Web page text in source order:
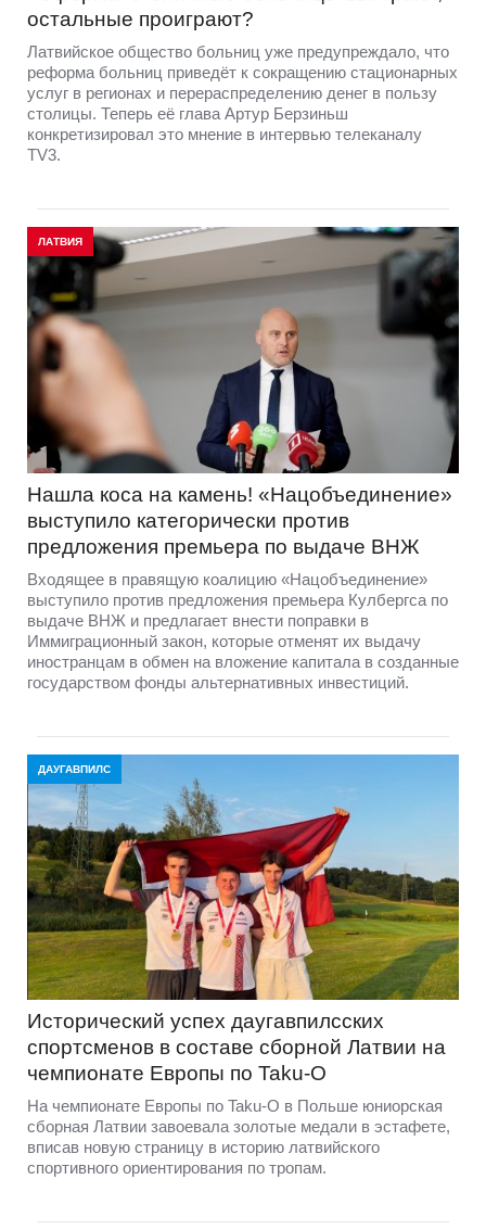
остальные проиграют?
Латвийское общество больниц уже предупреждало, что
реформа больниц приведёт к сокращению стационарных
услуг в регионах и перераспределению денег в пользу
столицы. Теперь её глава Артур Берзиньш
конкретизировал это мнение в интервью телеканалу
TV3.
ЛАТВИЯ
Нашла коса на камень! «Нацобъединение»
выступило категорически против
предложения премьера по выдаче ВНЖ
Входящее в правящую коалицию «Нацобъединение»
выступило против предложения премьера Кулбергса по
выдаче ВНЖ и предлагает внести поправки в
Иммиграционный закон, которые отменят их выдачу
иностранцам в обмен на вложение капитала в созданные
государством фонды альтернативных инвестиций.
ДАУГАВПИЛС
Исторический успех даугавпилсских
спортсменов в составе сборной Латвии на
чемпионате Европы по Taku-O
На чемпионате Европы по Taku-O в Польше юниорская
сборная Латвии завоевала золотые медали в эстафете,
вписав новую страницу в историю латвийского
спортивного ориентирования по тропам.